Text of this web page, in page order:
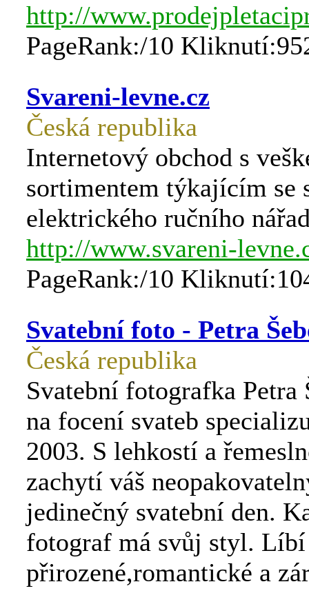
http://
PageRank:/10
Svareni-levne.cz
Česká republika
Internetový obchod s
sortimentem týkajícím se
elektrického ručního
http://www.svareni-
PageRank:/10
Svatební foto - Petra
Česká republika
Svatební fotografka Petra
na focení svateb
2003. S lehkostí a
zachytí váš
jedinečný svatební den.
fotograf má svůj styl. Líbí
přirozené,romantické a